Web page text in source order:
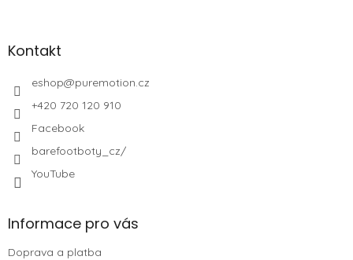
Kontakt
eshop@puremotion.cz
+420 720 120 910
Facebook
barefootboty_cz/
YouTube
Informace pro vás
Doprava a platba